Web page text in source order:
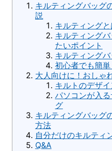
キルティングバッグ
説
キルティングと
キルティング
たいポイント
キルティング
初心者でも簡
大人向けに！おしゃ
キルトのデザイ
パソコンが入
グ
キルティングバッグ
方法
自分だけのキルティ
Q&A